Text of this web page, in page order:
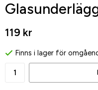
119 kr
Finns i lager för